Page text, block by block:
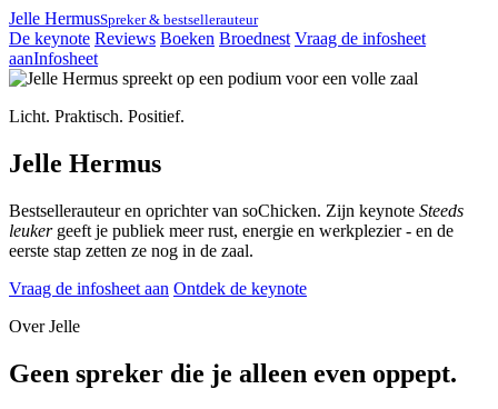
Jelle HermusSpreker& bestsellerauteur
De keynote Reviews Boeken Broednest Vraag de infosheet
aanInfosheet
Licht. Praktisch. Positief.
Jelle Hermus
Bestsellerauteur en oprichter van soChicken. Zijn keynote Steeds
leukergeeft je publiek meer rust, energie en werkplezier - en de
eerste stap zetten ze nog in de zaal.
Vraag de infosheet aan Ontdek de keynote
Over Jelle
Geen spreker die je alleen even oppept.